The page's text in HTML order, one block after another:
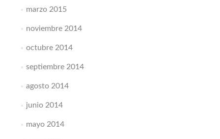
marzo 2015
noviembre 2014
octubre 2014
septiembre 2014
agosto 2014
junio 2014
mayo 2014